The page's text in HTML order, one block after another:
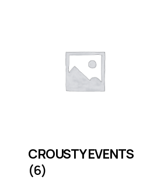
CROUSTY EVENTS
(6)